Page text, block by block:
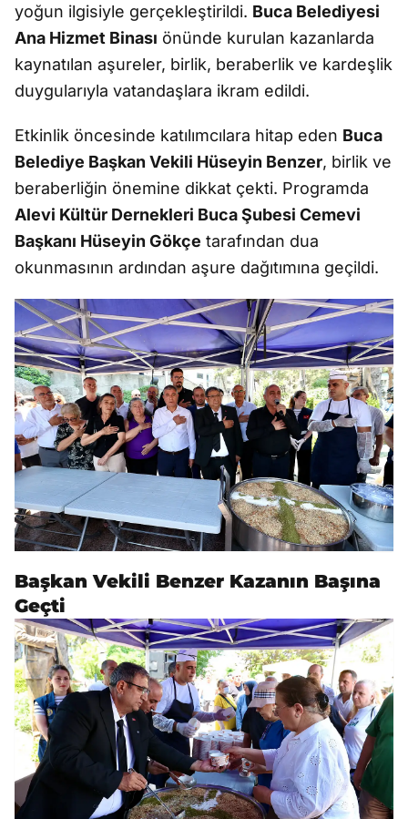
yoğun ilgisiyle gerçekleştirildi. Buca Belediyesi
Ana Hizmet Binası önünde kurulan kazanlarda
kaynatılan aşureler, birlik, beraberlik ve kardeşlik
duygularıyla vatandaşlara ikram edildi.
Etkinlik öncesinde katılımcılara hitap eden Buca
Belediye Başkan Vekili Hüseyin Benzer, birlik ve
beraberliğin önemine dikkat çekti. Programda
Alevi Kültür Dernekleri Buca Şubesi Cemevi
Başkanı Hüseyin Gökçe tarafından dua
okunmasının ardından aşure dağıtımına geçildi.
Başkan Vekili Benzer Kazanın Başına
Geçti